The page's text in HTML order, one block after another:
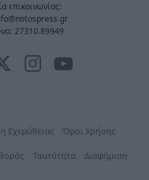
επικοινωνίας:
27310.89949
Εχεμύθειας Όροι Χρήσης
Ταυτότητα Διαφήμιση